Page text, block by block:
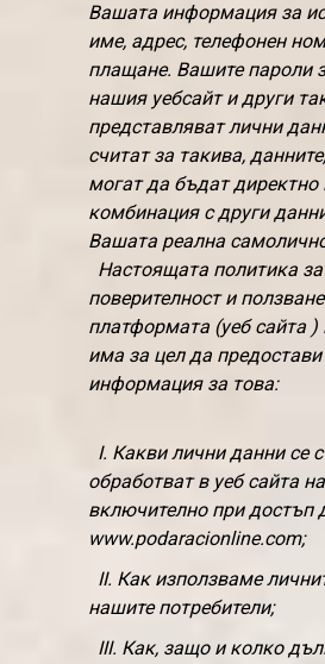
Вашата информация за
име, адрес, телефонен
плащане. Вашите пароли
нашия уебсайт и други
представляват лични
считат за такива,
могат да бъдат директно
комбинация с други
Вашата реална
Настоящата политика за
поверителност и
платформата (уеб сайта
има за цел да
информация за това:
I. Какви лични данни се
обработват в уеб сайта
включително при достъп
www.podaracionline.com;
II. Как използваме
нашите потребители;
III. Как, защо и колко